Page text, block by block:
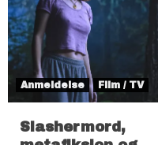
Anmeldelse Film / TV
Slashermord,